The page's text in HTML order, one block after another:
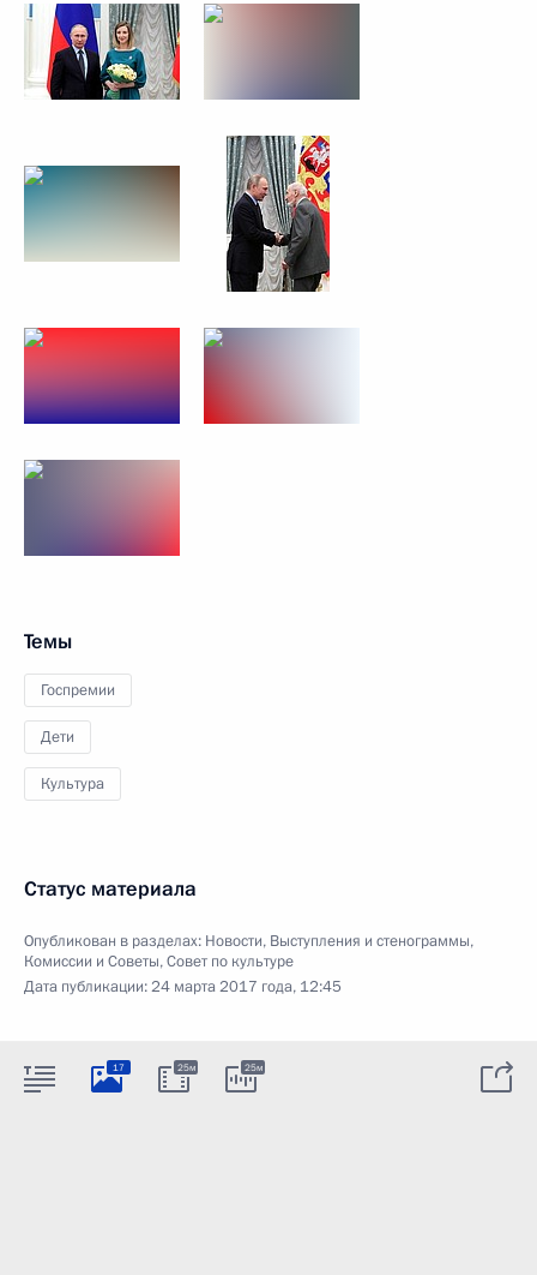
Темы
Госпремии
Дети
Культура
Статус материала
Опубликован в разделах: Новости, Выступления и стенограммы,
Комиссии и Советы,Совет по культуре
Дата публикации:24 марта 2017 года, 12:45
17 25м 25м